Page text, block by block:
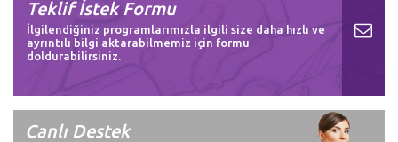
Teklif İstek Formu
İlgilendiğiniz programlarımızla ilgili size daha hızlı ve
ayrıntılı bilgi aktarabilmemiz için formu
doldurabilirsiniz.
Canlı Destek